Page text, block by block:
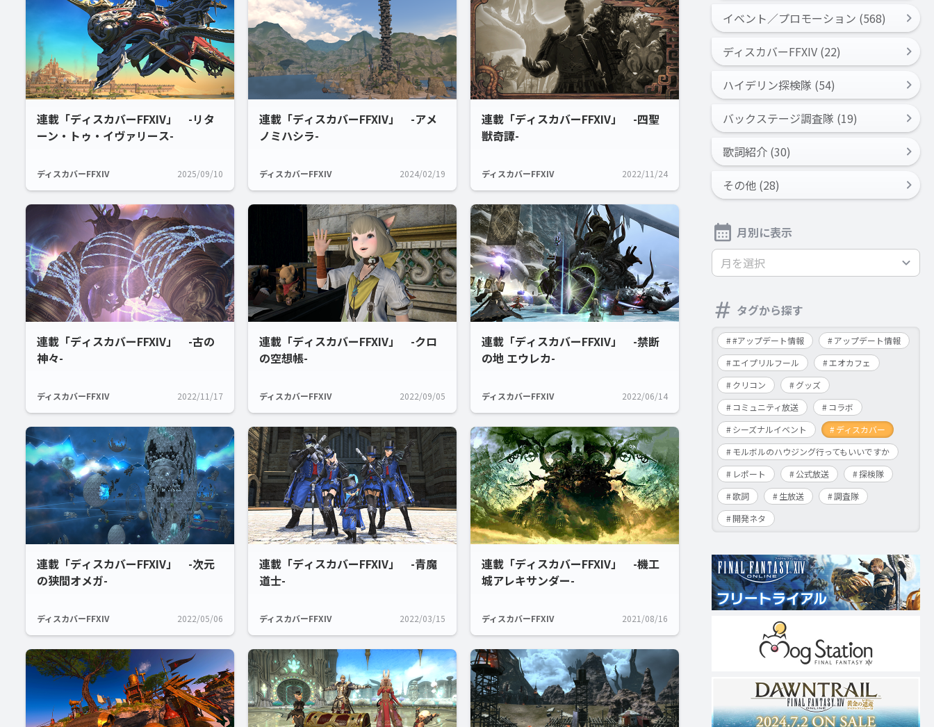
連載「ディスカバーFFXIV」 -リタ
ーン・トゥ・イヴァリース-
ディスカバーFFXIV 2025/09/10
連載「ディスカバーFFXIV」 -アメ
ノミハシラ-
ディスカバーFFXIV 2024/02/19
連載「ディスカバーFFXIV」 -四聖
獣奇譚-
ディスカバーFFXIV 2022/11/24
連載「ディスカバーFFXIV」 -古の
神々-
ディスカバーFFXIV 2022/11/17
連載「ディスカバーFFXIV」 -クロ
の空想帳-
ディスカバーFFXIV 2022/09/05
連載「ディスカバーFFXIV」 -禁断
の地 エウレカ-
ディスカバーFFXIV 2022/06/14
連載「ディスカバーFFXIV」 -次元
の狭間オメガ-
ディスカバーFFXIV 2022/05/06
連載「ディスカバーFFXIV」 -青魔
道士-
ディスカバーFFXIV 2022/03/15
連載「ディスカバーFFXIV」 -機工
城アレキサンダー-
ディスカバーFFXIV 2021/08/16
イベント／プロモーション (568)
ディスカバーFFXIV (22)
ハイデリン探検隊 (54)
バックステージ調査隊 (19)
歌詞紹介 (30)
その他 (28)
月別に表示
月を選択
タグから探す
#アップデート情報
アップデート情報
エイプリルフール
エオカフェ
クリコン
グッズ
コミュニティ放送
コラボ
シーズナルイベント
ディスカバー
モルボルのハウジング行ってもいいですか
レポート
公式放送
探検隊
歌詞
生放送
調査隊
開発ネタ